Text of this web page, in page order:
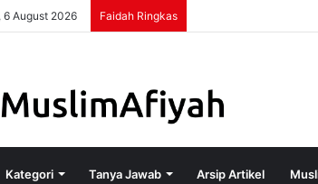
6 August 2026 Faidah Ringkas
Kategori Tanya Jawab Arsip Artikel